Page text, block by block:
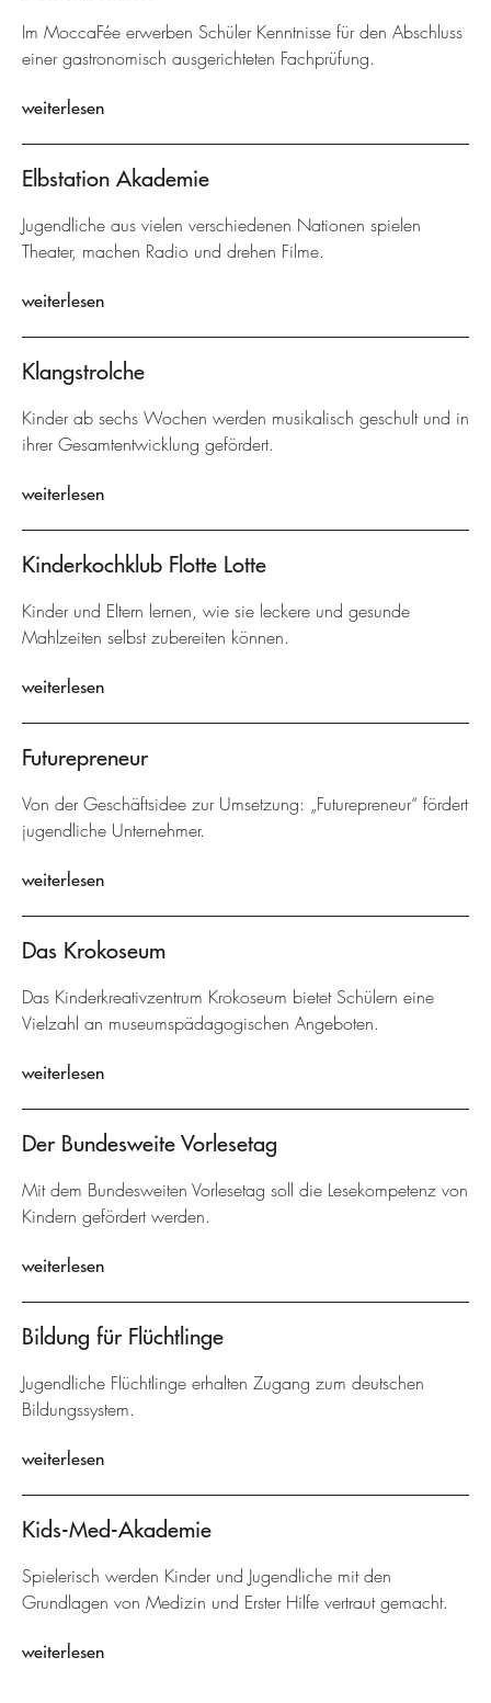
Im MoccaFée erwerben Schüler Kenntnisse für den Abschluss
einer gastronomisch ausgerichteten Fachprüfung.
weiterlesen
Elbstation Akademie
Jugendliche aus vielen verschiedenen Nationen spielen
Theater, machen Radio und drehen Filme.
weiterlesen
Klangstrolche
Kinder ab sechs Wochen werden musikalisch geschult und in
ihrer Gesamtentwicklung gefördert.
weiterlesen
Kinderkochklub Flotte Lotte
Kinder und Eltern lernen, wie sie leckere und gesunde
Mahlzeiten selbst zubereiten können.
weiterlesen
Futurepreneur
Von der Geschäftsidee zur Umsetzung: „Futurepreneur“ fördert
jugendliche Unternehmer.
weiterlesen
Das Krokoseum
Das Kinderkreativzentrum Krokoseum bietet Schülern eine
Vielzahl an museumspädagogischen Angeboten.
weiterlesen
Der Bundesweite Vorlesetag
Mit dem Bundesweiten Vorlesetag soll die Lesekompetenz von
Kindern gefördert werden.
weiterlesen
Bildung für Flüchtlinge
Jugendliche Flüchtlinge erhalten Zugang zum deutschen
Bildungssystem.
weiterlesen
Kids-Med-Akademie
Spielerisch werden Kinder und Jugendliche mit den
Grundlagen von Medizin und Erster Hilfe vertraut gemacht.
weiterlesen